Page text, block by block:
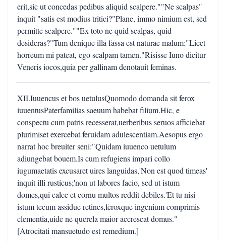
erit,sic ut concedas pedibus aliquid scalpere.""Ne scalpas"
inquit "satis est modius tritici?"Plane, immo nimium est, sed
permitte scalpere.""Ex toto ne quid scalpas, quid
desideras?"Tum denique illa fassa est naturae malum:"Licet
horreum mi pateat, ego scalpam tamen."Risisse Iuno dicitur
Veneris iocos,quia per gallinam denotauit feminas.
XII.Iuuencus et bos uetulusQuomodo domanda sit ferox
iuuentusPaterfamilias saeuum habebat filium.Hic, e
conspectu cum patris recesserat,uerberibus seruos afficiebat
plurimiset exercebat feruidam adulescentiam.Aesopus ergo
narrat hoc breuiter seni:"Quidam iuuenco uetulum
adiungebat bouem.Is cum refugiens impari collo
iugumaetatis excusaret uires languidas,'Non est quod timeas'
inquit illi rusticus;'non ut labores facio, sed ut istum
domes,qui calce et cornu multos reddit debiles.'Et tu nisi
istum tecum assidue retines,feroxque ingenium comprimis
clementia,uide ne querela maior accrescat domus."
[Atrocitati mansuetudo est remedium.]